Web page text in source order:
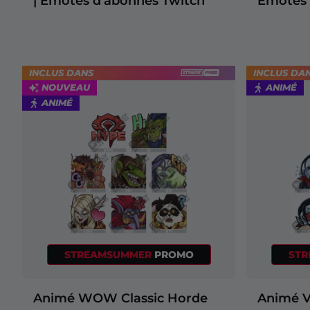
STREAMSUMMER PROMO
INCLUS DANS
NOUVEAU
ANIMÉ
Animé WOW Classic Horde
INCLUS
ANIMÉ
Animé